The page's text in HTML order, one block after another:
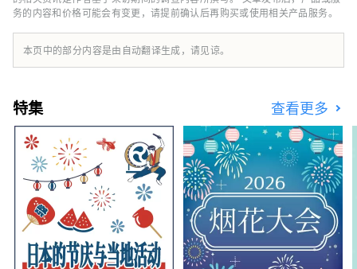
务的内容和价格可能会有变更，请提前确认后再购买或使用相关产品服务。
本页中的部分内容是由自动翻译生成，请见谅。
特集 查看更多